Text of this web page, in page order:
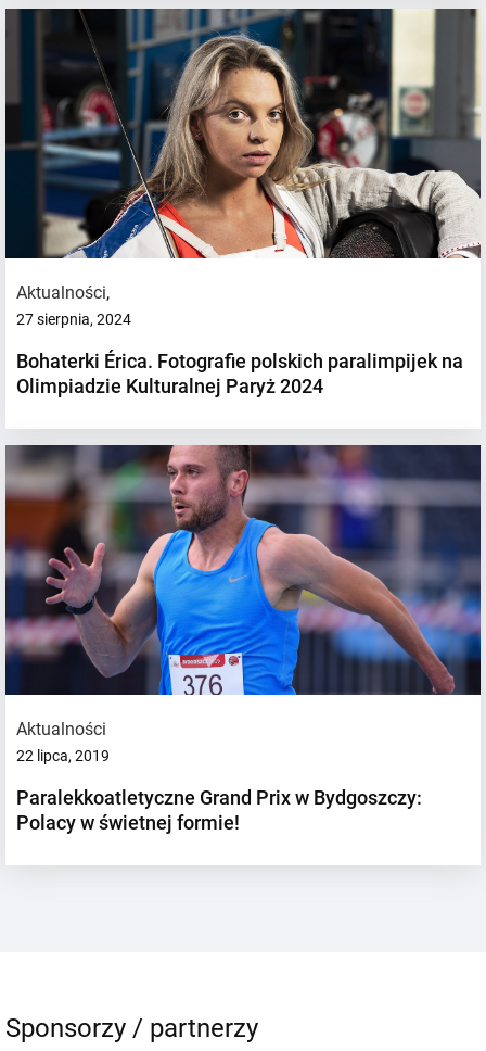
Aktualności,
27 sierpnia, 2024
Bohaterki Érica. Fotografie polskich paralimpijek na
Olimpiadzie Kulturalnej Paryż 2024
Aktualności
22 lipca, 2019
Paralekkoatletyczne Grand Prix w Bydgoszczy:
Polacy w świetnej formie!
Sponsorzy / partnerzy